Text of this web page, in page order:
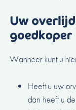
Uw
goedkoper
Wanneer kunt u
Heeft u uw
dan heeft u